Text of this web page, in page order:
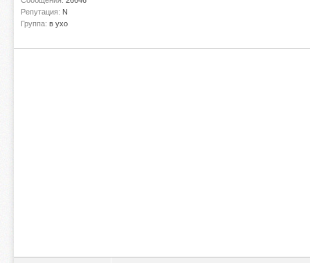
Репутация: N
Группа: в ухо